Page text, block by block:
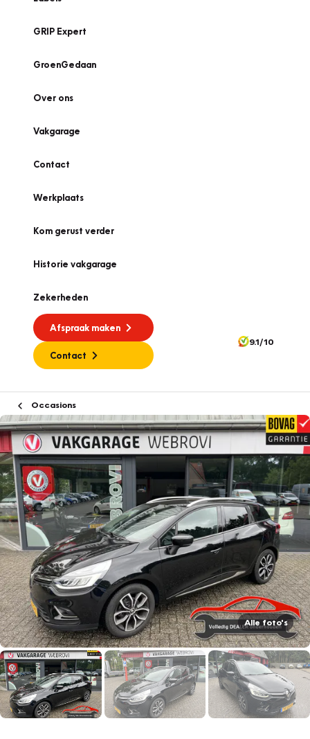
GRIP Expert
GroenGedaan
Over ons
Vakgarage
Contact
Werkplaats
Kom gerust verder
Historie vakgarage
Zekerheden
Afspraak maken
Contact
9.1/10
Occasions
Alle foto's